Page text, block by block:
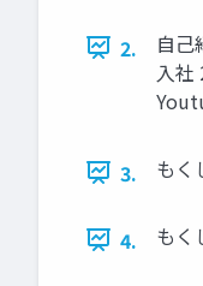
2.
自己
入
3. もく
4. もく